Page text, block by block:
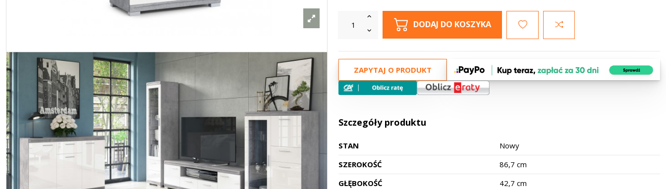
DODAJ DO KOSZYKA
ZAPYTAJ O PRODUKT
Szczegóły produktu
STAN
Nowy
SZEROKOŚĆ
86,7 cm
GŁĘBOKOŚĆ
42,7 cm